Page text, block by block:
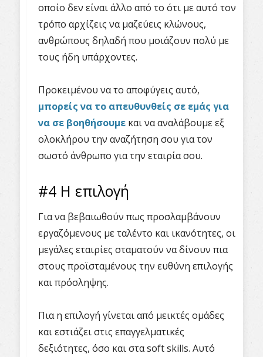
οποίο δεν είναι άλλο από το ότι με αυτό τον
τρόπο αρχίζεις να μαζεύεις κλώνους,
ανθρώπους δηλαδή που μοιάζουν πολύ με
τους ήδη υπάρχοντες.
Προκειμένου να το αποφύγεις αυτό,
μπορείς να το απευθυνθείς σε εμάς για
να σε βοηθήσουμε και να αναλάβουμε εξ
ολοκλήρου την αναζήτηση σου για τον
σωστό άνθρωπο για την εταιρία σου.
#4 Η επιλογή
Για να βεβαιωθούν πως προσλαμβάνουν
εργαζόμενους με ταλέντο και ικανότητες, οι
μεγάλες εταιρίες σταματούν να δίνουν πια
στους προϊσταμένους την ευθύνη επιλογής
και πρόσληψης.
Πια η επιλογή γίνεται από μεικτές ομάδες
και εστιάζει στις επαγγελματικές
δεξιότητες, όσο και στα soft skills. Αυτό